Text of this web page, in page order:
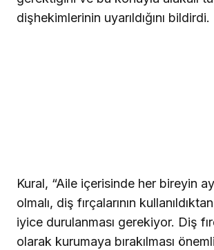
dişhekimlerinin uyarıldığını bildirdi.
Kural, “Aile içerisinde her bireyin
olmalı, diş fırçalarının
iyice durulanması gerekiyor. Diş
olarak kurumaya bırakılması